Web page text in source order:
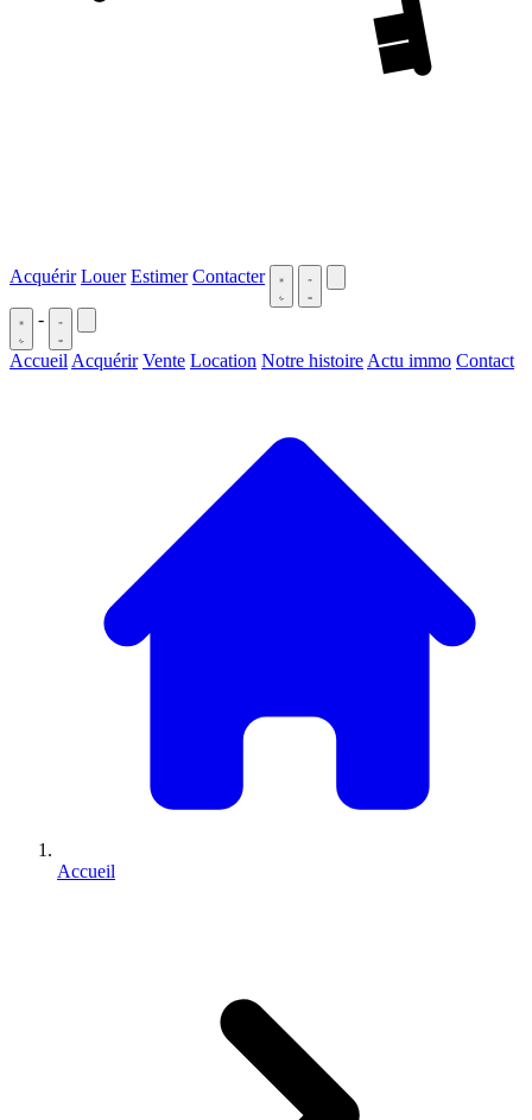
Acquérir Louer Estimer Contacter
-
Accueil Acquérir Vente Location Notre histoire Actu immo Contact
Accueil